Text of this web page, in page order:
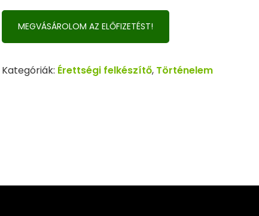
MEGVÁSÁROLOM AZ ELŐFIZETÉST!
Kategóriák: Érettségi felkészítő, Történelem